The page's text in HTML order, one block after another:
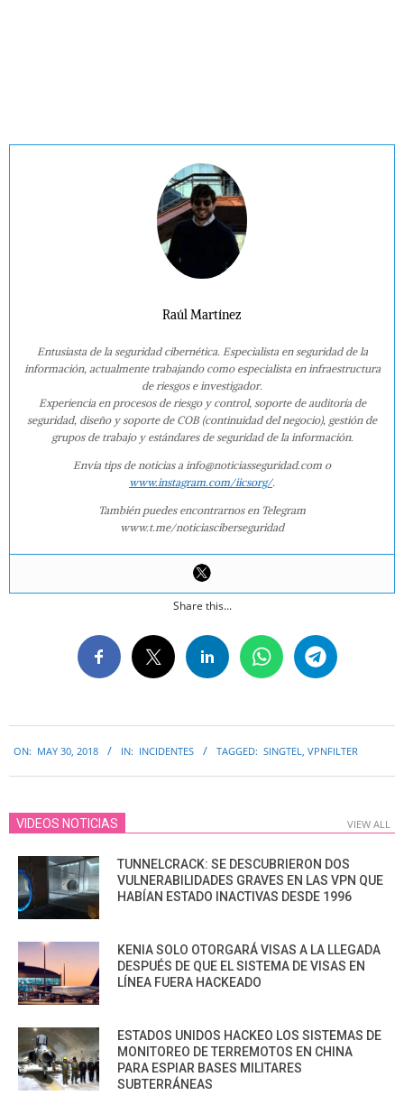
Raúl Martínez
Entusiasta de la seguridad cibernética. Especialista en seguridad de la
información, actualmente trabajando como especialista en infraestructura
de riesgos e investigador.
Experiencia en procesos de riesgo y control, soporte de auditoría de
seguridad, diseño y soporte de COB (continuidad del negocio), gestión de
grupos de trabajo y estándares de seguridad de la información.
Envía tips de noticias a info@noticiasseguridad.com o
www.instagram.com/iicsorg/.
También puedes encontrarnos en Telegram
www.t.me/noticiasciberseguridad
Share this...
05-
30
ON: MAY 30, 2018 IN: INCIDENTES TAGGED: SINGTEL, VPNFILTER
VIDEOS NOTICIAS VIEW ALL
TUNNELCRACK: SE DESCUBRIERON DOS
VULNERABILIDADES GRAVES EN LAS VPN QUE
HABÍAN ESTADO INACTIVAS DESDE 1996
KENIA SOLO OTORGARÁ VISAS A LA LLEGADA
DESPUÉS DE QUE EL SISTEMA DE VISAS EN
LÍNEA FUERA HACKEADO
ESTADOS UNIDOS HACKEO LOS SISTEMAS DE
MONITOREO DE TERREMOTOS EN CHINA
PARA ESPIAR BASES MILITARES
SUBTERRÁNEAS